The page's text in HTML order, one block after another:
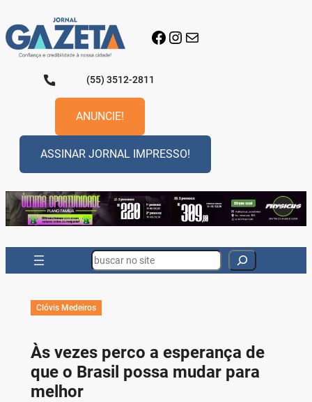
para
o
conteúdo
Facebook
Instagram
E-mail
(55) 3512-2811
ANUNCIE!
ASSINAR JORNAL IMPRESSO!
Search
Clóvis Medeiros
Às vezes perco a esperança de
que o Brasil possa mudar para
melhor